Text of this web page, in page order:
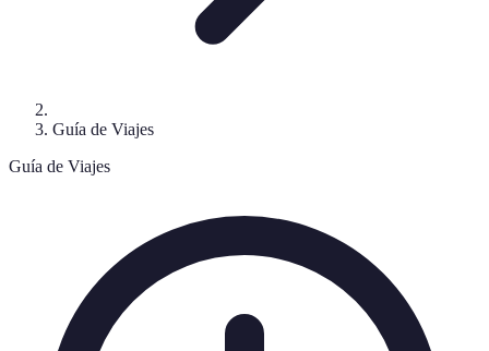
Guía de Viajes
Guía de Viajes